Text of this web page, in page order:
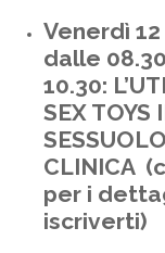
Venerdì
dalle
10.30:
SEX TOYS
CLINICA
per i
iscriverti)